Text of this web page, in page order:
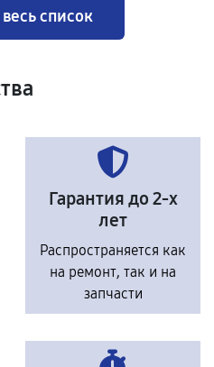
список
Гарантия до 2-х
лет
Распространяется как
на ремонт, так и на
запчасти